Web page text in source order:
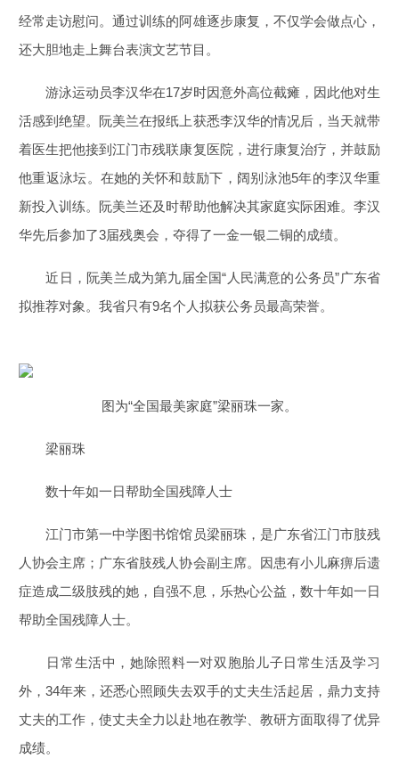
经常走访慰问。通过训练的阿雄逐步康复，不仅学会做点心，
还大胆地走上舞台表演文艺节目。
游泳运动员李汉华在17岁时因意外高位截瘫，因此他对生
活感到绝望。阮美兰在报纸上获悉李汉华的情况后，当天就带
着医生把他接到江门市残联康复医院，进行康复治疗，并鼓励
他重返泳坛。在她的关怀和鼓励下，阔别泳池5年的李汉华重
新投入训练。阮美兰还及时帮助他解决其家庭实际困难。李汉
华先后参加了3届残奥会，夺得了一金一银二铜的成绩。
近日，阮美兰成为第九届全国“人民满意的公务员”广东省
拟推荐对象。我省只有9名个人拟获公务员最高荣誉。
图为“全国最美家庭”梁丽珠一家。
梁丽珠
数十年如一日帮助全国残障人士
江门市第一中学图书馆馆员梁丽珠，是广东省江门市肢残
人协会主席；广东省肢残人协会副主席。因患有小儿麻痹后遗
症造成二级肢残的她，自强不息，乐热心公益，数十年如一日
帮助全国残障人士。
日常生活中，她除照料一对双胞胎儿子日常生活及学习
外，34年来，还悉心照顾失去双手的丈夫生活起居，鼎力支持
丈夫的工作，使丈夫全力以赴地在教学、教研方面取得了优异
成绩。